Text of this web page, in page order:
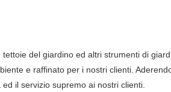
del giardino ed altri strumenti di
e raffinato per i nostri clienti.
il servizio supremo ai nostri clienti.